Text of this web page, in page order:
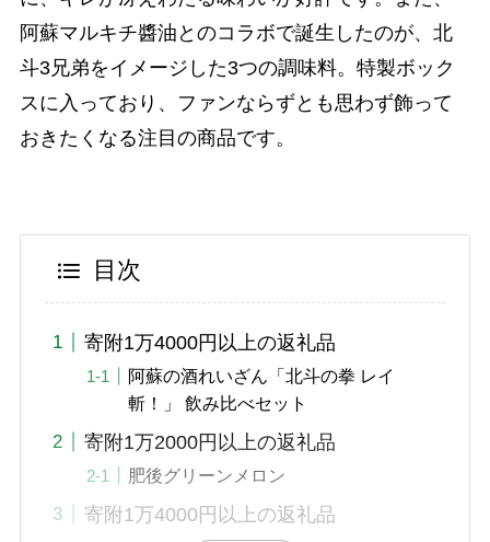
阿蘇マルキチ醬油とのコラボで誕生したのが、北
斗3兄弟をイメージした3つの調味料。特製ボック
スに入っており、ファンならずとも思わず飾って
おきたくなる注目の商品です。
目次
寄附1万4000円以上の返礼品
阿蘇の酒れいざん「北斗の拳 レイ
斬！」 飲み比べセット
寄附1万2000円以上の返礼品
肥後グリーンメロン
寄附1万4000円以上の返礼品